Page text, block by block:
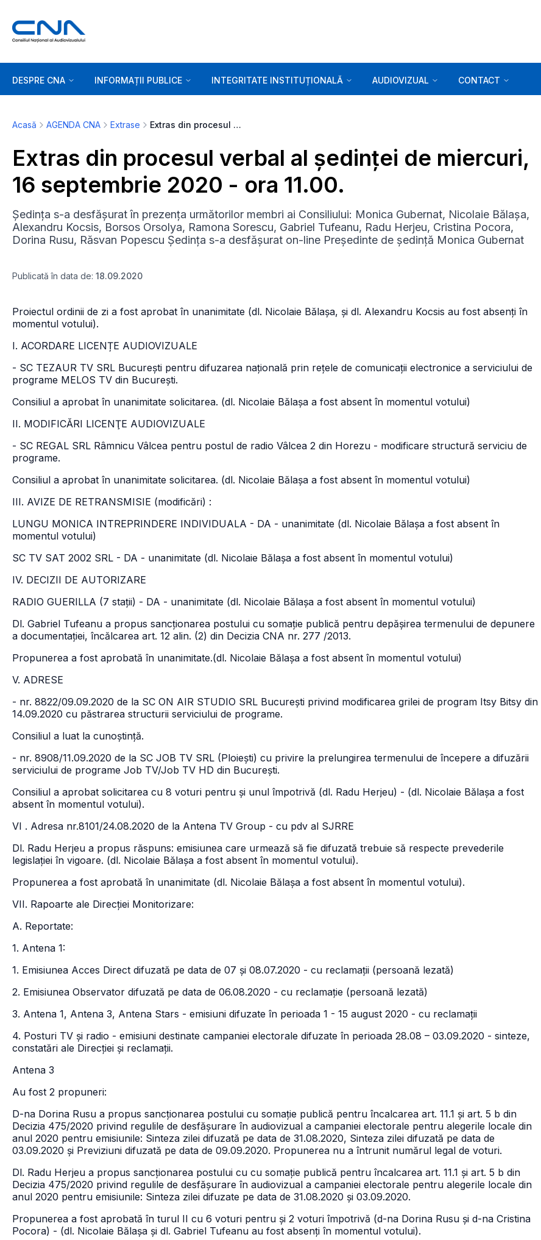
DESPRE CNA INFORMAȚII PUBLICE INTEGRITATE INSTITUȚIONALĂ AUDIOVIZUAL CONTACT
Acasă AGENDA CNA Extrase Extras din procesul verbal al ședinței de miercuri, 16 septembrie 2020 - ora 11.00.
Extras din procesul verbal al ședinței de miercuri,
16 septembrie 2020 - ora 11.00.
Ședința s-a desfășurat în prezența următorilor membri ai Consiliului: Monica Gubernat, Nicolaie Bălașa,
Alexandru Kocsis, Borsos Orsolya, Ramona Sorescu, Gabriel Tufeanu, Radu Herjeu, Cristina Pocora,
Dorina Rusu, Răsvan Popescu Ședința s-a desfășurat on-line Președinte de ședință Monica Gubernat
Publicată în data de: 18.09.2020
Proiectul ordinii de zi a fost aprobat în unanimitate (dl. Nicolaie Bălașa, și dl. Alexandru Kocsis au fost absenți în
momentul votului).
I. ACORDARE LICENȚE AUDIOVIZUALE
- SC TEZAUR TV SRL București pentru difuzarea națională prin rețele de comunicații electronice a serviciului de
programe MELOS TV din București.
Consiliul a aprobat în unanimitate solicitarea. (dl. Nicolaie Bălașa a fost absent în momentul votului)
II. MODIFICĂRI LICENŢE AUDIOVIZUALE
- SC REGAL SRL Râmnicu Vâlcea pentru postul de radio Vâlcea 2 din Horezu - modificare structură serviciu de
programe.
Consiliul a aprobat în unanimitate solicitarea. (dl. Nicolaie Bălașa a fost absent în momentul votului)
III. AVIZE DE RETRANSMISIE (modificări) :
LUNGU MONICA INTREPRINDERE INDIVIDUALA - DA - unanimitate (dl. Nicolaie Bălașa a fost absent în
momentul votului)
SC TV SAT 2002 SRL - DA - unanimitate (dl. Nicolaie Bălașa a fost absent în momentul votului)
IV. DECIZII DE AUTORIZARE
RADIO GUERILLA (7 stații) - DA - unanimitate (dl. Nicolaie Bălașa a fost absent în momentul votului)
Dl. Gabriel Tufeanu a propus sancționarea postului cu somație publică pentru depășirea termenului de depunere
a documentației, încălcarea art. 12 alin. (2) din Decizia CNA nr. 277 /2013.
Propunerea a fost aprobată în unanimitate.(dl. Nicolaie Bălașa a fost absent în momentul votului)
V. ADRESE
- nr. 8822/09.09.2020 de la SC ON AIR STUDIO SRL București privind modificarea grilei de program Itsy Bitsy din
14.09.2020 cu păstrarea structurii serviciului de programe.
Consiliul a luat la cunoștință.
- nr. 8908/11.09.2020 de la SC JOB TV SRL (Ploiești) cu privire la prelungirea termenului de începere a difuzării
serviciului de programe Job TV/Job TV HD din București.
Consiliul a aprobat solicitarea cu 8 voturi pentru și unul împotrivă (dl. Radu Herjeu) - (dl. Nicolaie Bălașa a fost
absent în momentul votului).
VI . Adresa nr.8101/24.08.2020 de la Antena TV Group - cu pdv al SJRRE
Dl. Radu Herjeu a propus răspuns: emisiunea care urmează să fie difuzată trebuie să respecte prevederile
legislației în vigoare. (dl. Nicolaie Bălașa a fost absent în momentul votului).
Propunerea a fost aprobată în unanimitate (dl. Nicolaie Bălașa a fost absent în momentul votului).
VII. Rapoarte ale Direcției Monitorizare:
A. Reportate:
1. Antena 1:
1. Emisiunea Acces Direct difuzată pe data de 07 și 08.07.2020 - cu reclamații (persoană lezată)
2. Emisiunea Observator difuzată pe data de 06.08.2020 - cu reclamație (persoană lezată)
3. Antena 1, Antena 3, Antena Stars - emisiuni difuzate în perioada 1 - 15 august 2020 - cu reclamații
4. Posturi TV și radio - emisiuni destinate campaniei electorale difuzate în perioada 28.08 – 03.09.2020 - sinteze,
constatări ale Direcției și reclamații.
Antena 3
Au fost 2 propuneri:
D-na Dorina Rusu a propus sancționarea postului cu somație publică pentru încalcarea art. 11.1 și art. 5 b din
Decizia 475/2020 privind regulile de desfășurare în audiovizual a campaniei electorale pentru alegerile locale din
anul 2020 pentru emisiunile: Sinteza zilei difuzată pe data de 31.08.2020, Sinteza zilei difuzată pe data de
03.09.2020 și Previziuni difuzată pe data de 09.09.2020. Propunerea nu a întrunit numărul legal de voturi.
Dl. Radu Herjeu a propus sancționarea postului cu cu somație publică pentru încalcarea art. 11.1 și art. 5 b din
Decizia 475/2020 privind regulile de desfășurare în audiovizual a campaniei electorale pentru alegerile locale din
anul 2020 pentru emisiunile: Sinteza zilei difuzate pe data de 31.08.2020 și 03.09.2020.
Propunerea a fost aprobată în turul II cu 6 voturi pentru și 2 voturi împotrivă (d-na Dorina Rusu și d-na Cristina
Pocora) - (dl. Nicolaie Bălașa și dl. Gabriel Tufeanu au fost absenți în momentul votului).